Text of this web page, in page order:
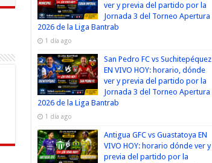
ver y previa del partido por la
Jornada 3 del Torneo Apertura
2026 de la Liga Bantrab
1 día ago
San Pedro FC vs Suchitepéquez
EN VIVO HOY: horario, dónde
ver y previa del partido por la
Jornada 3 del Torneo Apertura
2026 de la Liga Bantrab
1 día ago
Antigua GFC vs Guastatoya EN
VIVO HOY: horario dónde ver y
previa del partido por la